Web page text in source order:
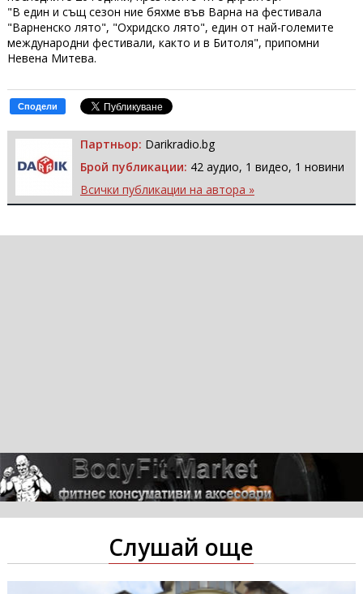
"В един и същ сезон ние бяхме във Варна на фестивала
"Варненско лято", "Охридско лято", един от най-големите
международни фестивали, както и в Битоля", припомни
Невена Митева.
Сподели
Партньор: Darikradio.bg
Брой публикации: 42 аудио, 1 видео, 1 новини
Всички публикации на автора »
Слушай още